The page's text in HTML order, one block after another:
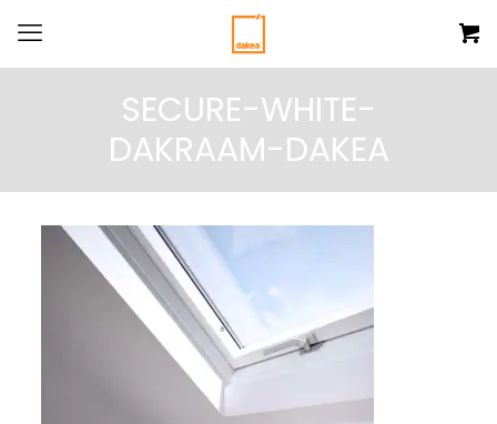
SECURE-WHITE-
DAKRAAM-DAKEA